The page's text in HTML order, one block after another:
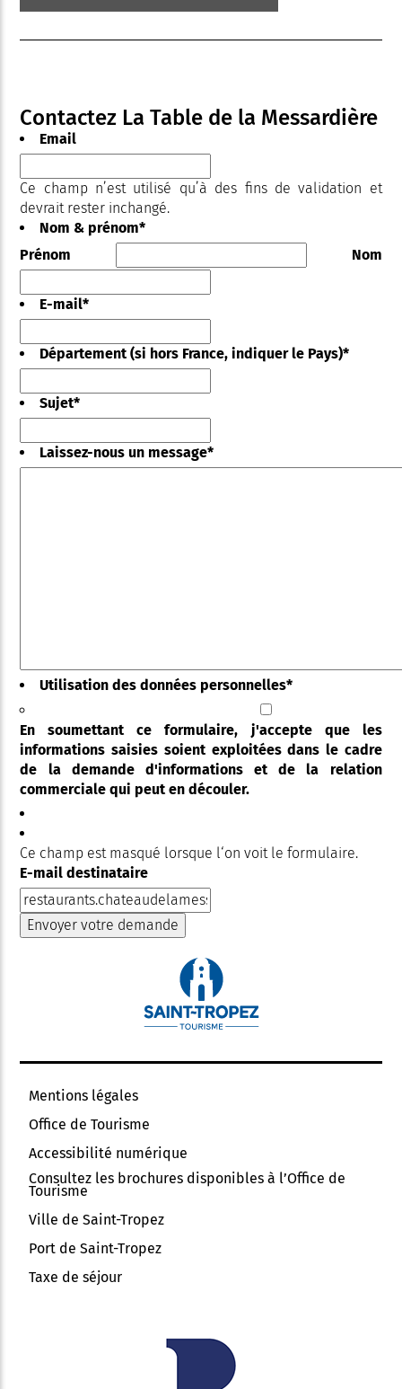
Contactez La Table de la Messardière
Email
Ce champ n’est utilisé qu’à des fins de validation et
devrait rester inchangé.
Nom & prénom*
Prénom
Nom
E-mail*
Département (si hors France, indiquer le Pays)*
Sujet*
Laissez-nous un message*
Utilisation des données personnelles*
En soumettant ce formulaire, j'accepte que les
informations saisies soient exploitées dans le cadre
de la demande d'informations et de la relation
commerciale qui peut en découler.
Ce champ est masqué lorsque l‘on voit le formulaire.
E-mail destinataire
Mentions légales
Office de Tourisme
Accessibilité numérique
Consultez les brochures disponibles à l’Office de
Tourisme
Ville de Saint-Tropez
Port de Saint-Tropez
Taxe de séjour